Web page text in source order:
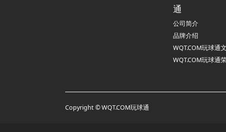
通
公司简介
品牌介绍
WQT.COM玩球通
WQT.COM玩球通
Copyright © WQT.COM玩球通